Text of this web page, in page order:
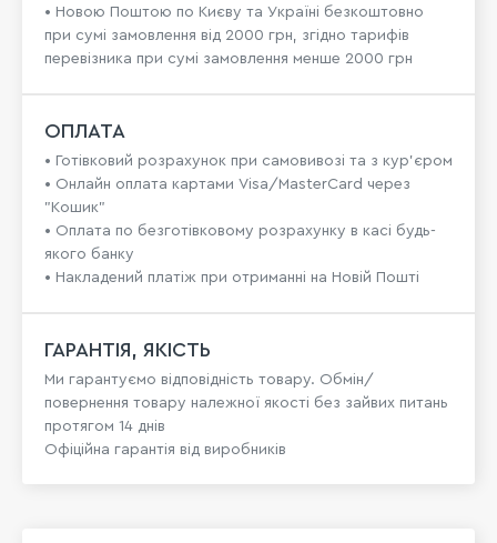
• Новою Поштою по Києву та Україні безкоштовно
при сумі замовлення від 2000 грн, згідно тарифів
перевізника при сумі замовлення менше 2000 грн
ОПЛАТА
• Готівковий розрахунок при самовивозі та з кур’єром
• Онлайн оплата картами Visa/MasterCard через
"Кошик"
• Оплата по безготівковому розрахунку в касі будь-
якого банку
• Накладений платіж при отриманні на Новій Пошті
ГАРАНТІЯ, ЯКІСТЬ
Ми гарантуємо відповідність товару. Обмін/
повернення товару належної якості без зайвих питань
протягом 14 днів
Офіційна гарантія від виробників